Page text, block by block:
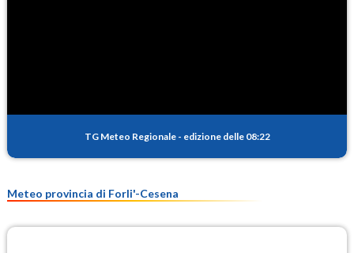
TG Meteo Regionale - edizione delle 08:22
Meteo provincia di Forli'-Cesena